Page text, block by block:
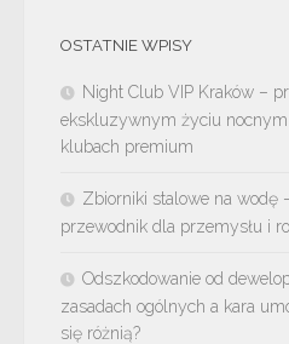
OSTATNIE WPISY
Night Club VIP Kraków –
ekskluzywnym życiu
klubach premium
Zbiorniki stalowe na wodę
przewodnik dla przemysłu i
Odszkodowanie od
zasadach ogólnych a kara
się różnią?